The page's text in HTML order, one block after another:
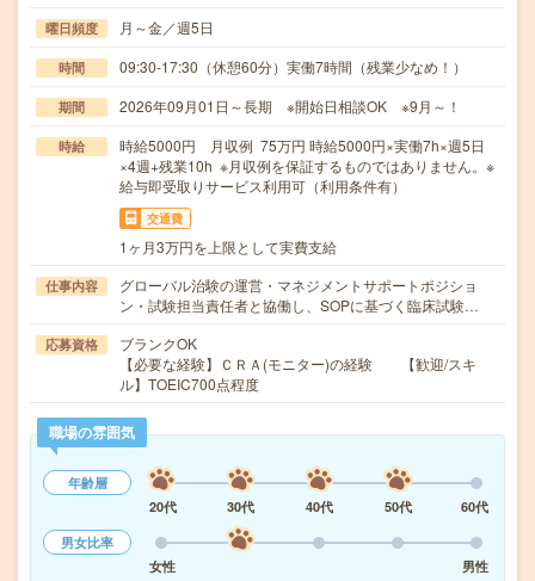
曜日頻度 月～金／週5日
時間 09:30-17:30（休憩60分）実働7時間（残業少なめ！）
期間 2026年09月01日～長期 ※開始日相談OK ※9月～！
時給
時給5000円 月収例 75万円 時給5000円×実働7h×週5日
×4週+残業10h ※月収例を保証するものではありません。※
給与即受取りサービス利用可（利用条件有）
交通費
1ヶ月3万円を上限として実費支給
仕事内容
グローバル治験の運営・マネジメントサポートポジショ
ン・試験担当責任者と協働し、SOPに基づく臨床試験…
応募資格
ブランクOK
【必要な経験】ＣＲＡ(モニター)の経験 【歓迎/スキ
ル】TOEIC700点程度
職場の雰囲気
年齢層
20代
30代 40代 50代
60代
男女比率
女性
男性